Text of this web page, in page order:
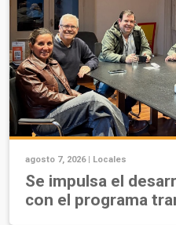
agosto 7, 2026 | Locales
Se impulsa el
con el programa